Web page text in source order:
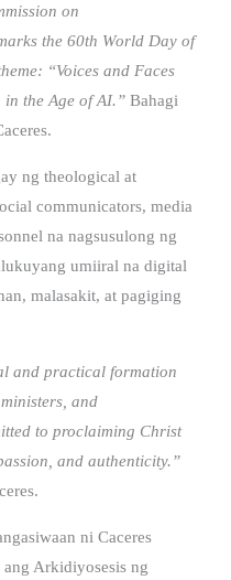
on
the 60th World Day of
“Voices and Faces
the Age of AI.” Bahagi
ng theological at
communicators, media
na nagsusulong ng
umiiral na digital
malasakit, at pagiging
and practical formation
and
to proclaiming Christ
and authenticity.”
ni Caceres
Arkidiyosesis ng